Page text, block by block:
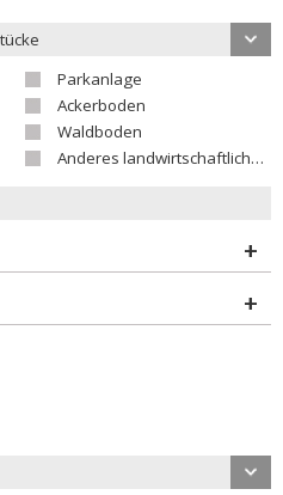
Parkanlage
Ackerboden
Waldboden
Anderes landwirtschaftliches Grundstück